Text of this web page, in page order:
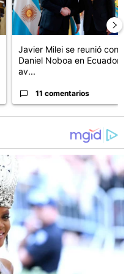
Javier Milei se reunió con
Daniel Noboa en Ecuador y
av...
11 comentarios